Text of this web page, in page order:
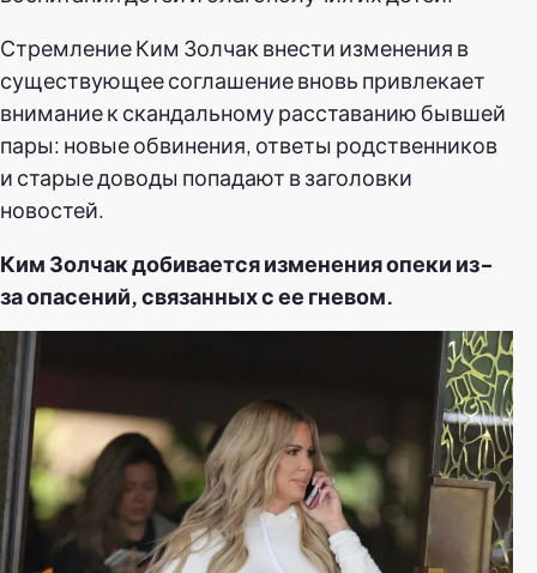
Стремление Ким Золчак внести изменения в
существующее соглашение вновь привлекает
внимание к скандальному расставанию бывшей
пары: новые обвинения, ответы родственников
и старые доводы попадают в заголовки
новостей.
Ким Золчак добивается изменения опеки из-
за опасений, связанных с ее гневом.